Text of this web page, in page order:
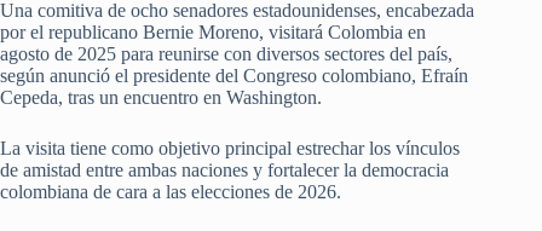
Una comitiva de ocho senadores estadounidenses, encabezada
por el republicano Bernie Moreno, visitará Colombia en
agosto de 2025 para reunirse con diversos sectores del país,
según anunció el presidente del Congreso colombiano, Efraín
Cepeda, tras un encuentro en Washington.
La visita tiene como objetivo principal estrechar los vínculos
de amistad entre ambas naciones y fortalecer la democracia
colombiana de cara a las elecciones de 2026.